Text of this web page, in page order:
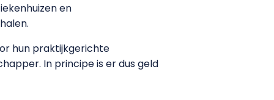
en
hun praktijkgerichte
In principe is er dus geld